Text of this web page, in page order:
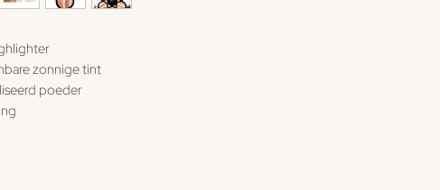
zonnige tint
poeder